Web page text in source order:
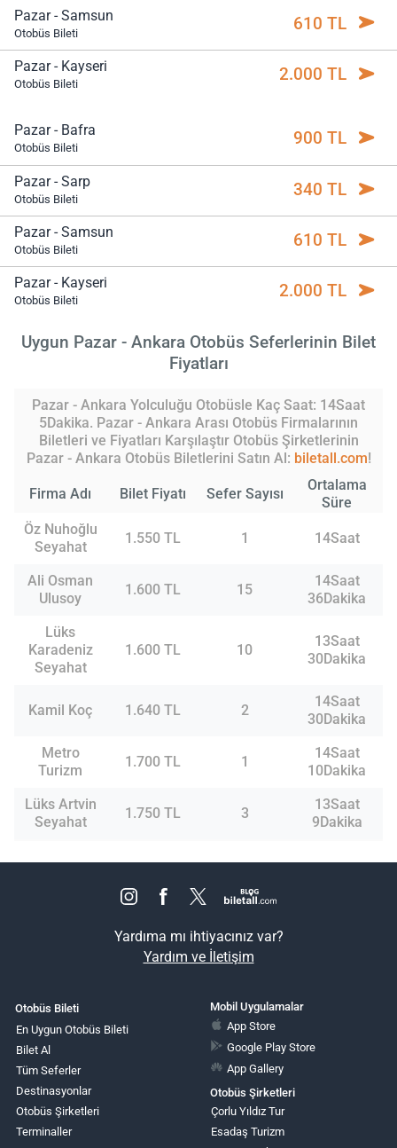
Pazar - Samsun
Otobüs Bileti 610 TL
Pazar - Kayseri
Otobüs Bileti 2.000 TL
Pazar - Bafra
Otobüs Bileti 900 TL
Pazar - Sarp
Otobüs Bileti 340 TL
Pazar - Samsun
Otobüs Bileti 610 TL
Pazar - Kayseri
Otobüs Bileti 2.000 TL
Uygun Pazar - Ankara Otobüs Seferlerinin Bilet
Fiyatları
Pazar - Ankara Yolculuğu Otobüsle Kaç Saat: 14Saat
5Dakika. Pazar - Ankara Arası Otobüs Firmalarının
Biletleri ve Fiyatları Karşılaştır Otobüs Şirketlerinin
Pazar - Ankara Otobüs Biletlerini Satın Al: biletall.com!
Firma Adı Bilet Fiyatı Sefer Sayısı
Ortalama
Süre
Öz Nuhoğlu
Seyahat
1.550 TL 1 14Saat
Ali Osman
Ulusoy
1.600 TL 15
14Saat
36Dakika
Lüks
Karadeniz
Seyahat
1.600 TL 10
13Saat
30Dakika
Kamil Koç 1.640 TL 2
14Saat
30Dakika
Metro
Turizm
1.700 TL 1
14Saat
10Dakika
Lüks Artvin
Seyahat
1.750 TL 3
13Saat
9Dakika
Yardıma mı ihtiyacınız var?
Yardım ve İletişim
Otobüs Bileti
En Uygun Otobüs Bileti
Bilet Al
Tüm Seferler
Destinasyonlar
Otobüs Şirketleri
Terminaller
Mobil Uygulamalar
App Store
Google Play Store
App Gallery
Otobüs Şirketleri
Çorlu Yıldız Tur
Esadaş Turizm